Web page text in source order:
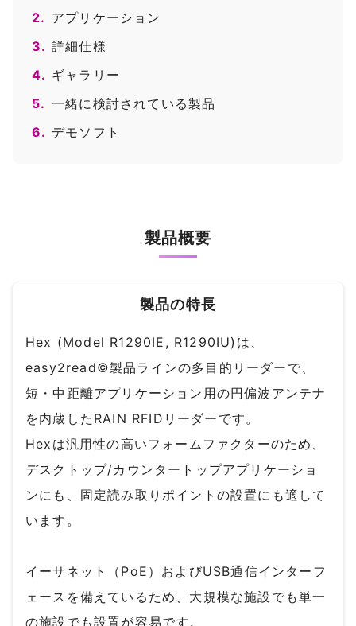
2. アプリケーション
3. 詳細仕様
4. ギャラリー
5. 一緒に検討されている製品
6. デモソフト
製品概要
製品の特長
Hex (Model R1290IE, R1290IU)は、
easy2read©製品ラインの多目的リーダーで、
短・中距離アプリケーション用の円偏波アンテナ
を内蔵したRAIN RFIDリーダーです。
Hexは汎用性の高いフォームファクターのため、
デスクトップ/カウンタートップアプリケーショ
ンにも、固定読み取りポイントの設置にも適して
います。
イーサネット（PoE）およびUSB通信インターフ
ェースを備えているため、大規模な施設でも単一
の施設でも設置が容易です。